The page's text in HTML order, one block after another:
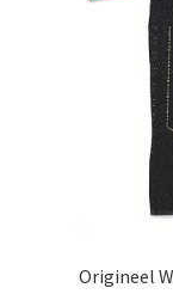
Origineel